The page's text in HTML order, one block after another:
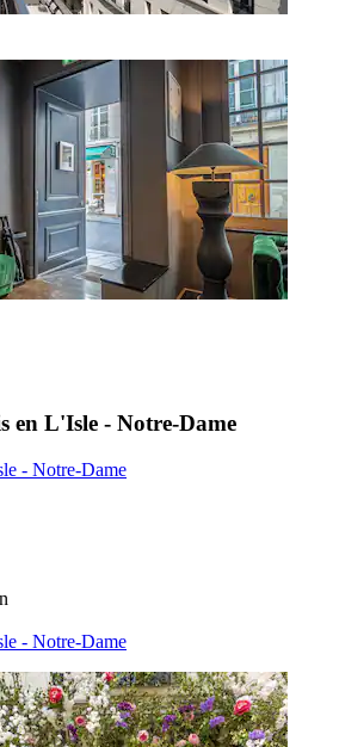
en L'Isle - Notre-Dame
- Notre-Dame
- Notre-Dame